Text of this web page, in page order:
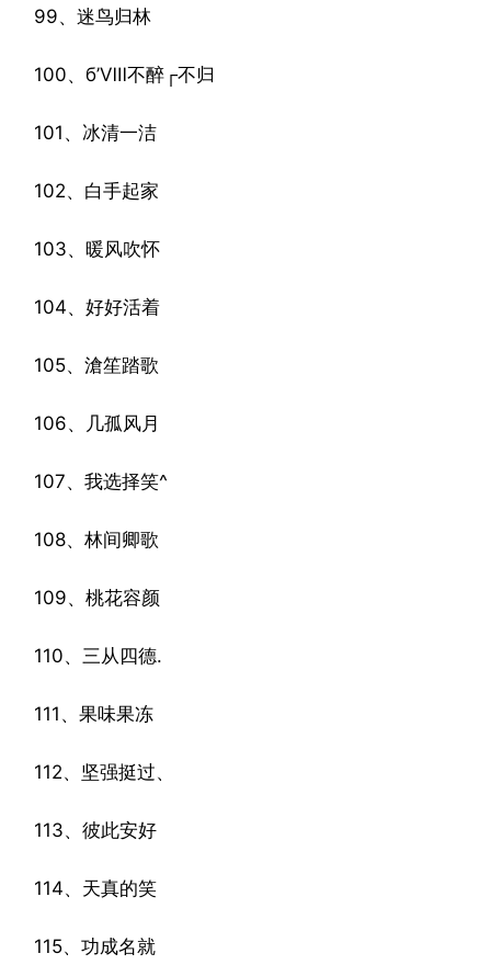
99、迷鸟归林
100、б’Ⅷ不醉┌不归
101、冰清一洁
102、白手起家
103、暖风吹怀
104、好好活着
105、滄笙踏歌
106、几孤风月
107、我选择笑^
108、林间卿歌
109、桃花容颜
110、三从四德.
111、果味果冻
112、坚强挺过、
113、彼此安好
114、天真的笑
115、功成名就